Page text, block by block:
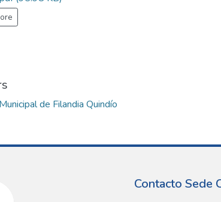
de Filandia Quindío
Contacto Sede